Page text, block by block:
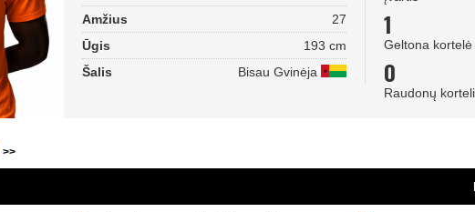
Amžius
27
Ūgis
193 cm
Šalis
Bisau Gvinėja
1
Geltona kortelė
0
Raudonų